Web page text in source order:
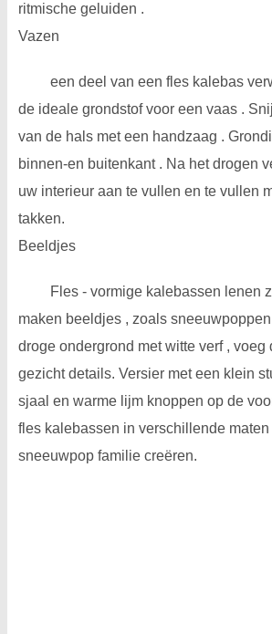
ritmische geluiden .
Vazen
een deel van een fles kalebas
de ideale grondstof voor een vaas .
van de hals met een handzaag .
binnen-en buitenkant . Na het drogen
uw interieur aan te vullen en te vullen
takken.
Beeldjes
Fles - vormige kalebassen lenen
maken beeldjes , zoals
droge ondergrond met witte verf , voeg
gezicht details. Versier met een klein
sjaal en warme lijm knoppen op de
fles kalebassen in verschillende maten
sneeuwpop familie creëren.